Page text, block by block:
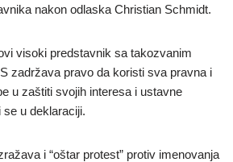
nakon odlaska Christian Schmidt.
visoki predstavnik sa takozvanim
zadržava pravo da koristi sva pravna i
u zaštiti svojih interesa i ustavne
se u deklaraciji.
i “oštar protest” protiv imenovanja